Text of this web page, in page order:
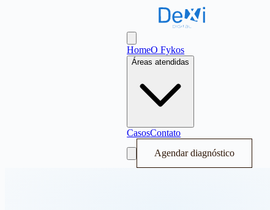
Dexi Digital - Sistema Operacional
HomeO Fykos
Áreas atendidas
CasosContato
Agendar diagnóstico